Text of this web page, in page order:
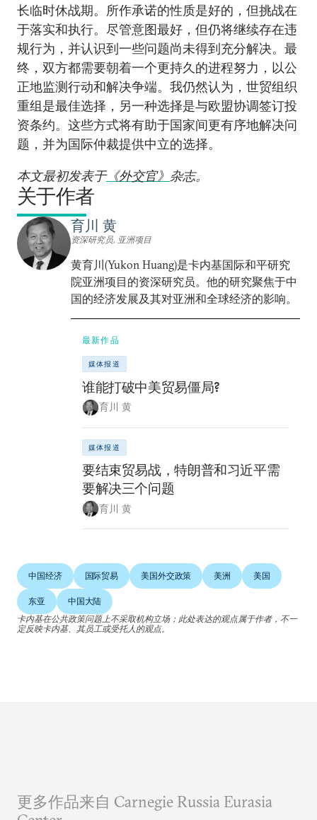
长临时休战期。所作承诺的性质是好的，但挑战在
于落实和执行。尽管意图最好，但仍将继续存在违
规行为，并认识到一些问题尚未得到充分解决。最
终，双方都需要朝着一个更持久的进程努力，以公
正地监测行动和解决争端。我仍然认为，世贸组织
重组是最佳选择，另一种选择是与欧盟协调签订投
资条约。这些方式将有助于国家间更有序地解决问
题，并为国际仲裁提供中立的选择。
本文最初发表于《外交官》 杂志。
关于作者
育川 黄
资深研究员, 亚洲项目
黄育川(Yukon Huang)是卡内基国际和平研究
院亚洲项目的资深研究员。他的研究聚焦于中
国的经济发展及其对亚洲和全球经济的影响。
最新作品
媒体报道
谁能打破中美贸易僵局?
育川 黄
媒体报道
要结束贸易战，特朗普和习近平需
要解决三个问题
育川 黄
中国经济 国际贸易 美国外交政策 美洲 美国
东亚
中国大陆
卡内基在公共政策问题上不采取机构立场；此处表达的观点属于作者，不一
定反映卡内基、其员工或受托人的观点。
更多作品来自 Carnegie Russia Eurasia